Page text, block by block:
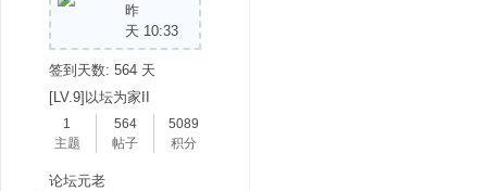
昨
天 10:33
签到天数: 564 天
[LV.9]以坛为家II
1
主题
564
帖子
5089
积分
论坛元老